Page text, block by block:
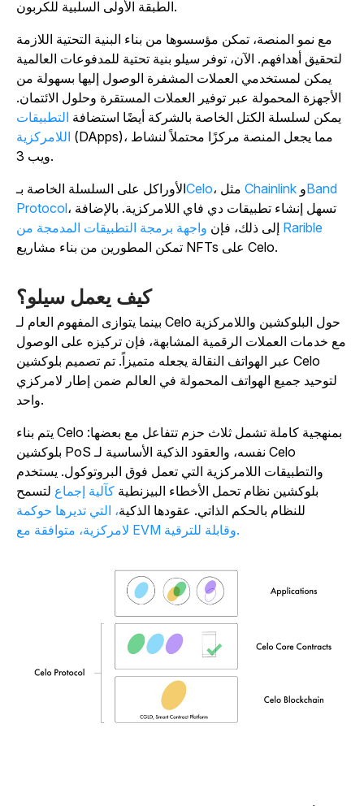
مع نمو المنصة، تمكن مؤسسوها من بناء البنية التحتية اللازمة
لتحقيق أهدافهم. الآن، توفر سيلو بنية تحتية للمدفوعات العالمية
يمكن لمستخدمي العملات المشفرة الوصول إليها بسهولة من
الأجهزة المحمولة عبر توفير العملات المستقرة وحلول الائتمان.
يمكن لسلسلة الكتل الخاصة بالشركة أيضًا استضافةالتطبيقات
اللامركزية(DApps)، مما يجعل المنصة مركزًا محتملاً لنشاط
الأوراكل على السلسلة الخاصة بـCelo ، مثلChainlink وBand
Protocol، تسهل إنشاء تطبيقات دي فاي اللامركزية. بالإضافة
إلى ذلك، فإنواجهة برمجة التطبيقات المدمجة من Rarible
تمكن المطورين من بناء مشاريع NFTs على Celo.
كيف يعمل سيلو؟
بينما يتوازى المفهوم العام لـ Celo حول البلوكشين واللامركزية
خدمات العملات الرقمية المشابهة، فإن تركيزه على الوصول
عبر الهواتف النقالة يجعله متميزاً. تم تصميم بلوكشين Celo
لتوحيد جميع الهواتف المحمولة في العالم ضمن إطار لامركزي
يتم بناء Celo بمنهجية كاملة تشمل ثلاث حزم تتفاعل مع بعضها:
بلوكشين PoS نفسه، والعقود الذكية الأساسية لـ Celo
والتطبيقات اللامركزية التي تعمل فوق البروتوكول. يستخدم
بلوكشين نظام تحمل الأخطاء البيزنطيةكآلية إجماعلتسمح
للنظام بالحكم الذاتي. عقودها الذكية، التي تديرها حوكمة